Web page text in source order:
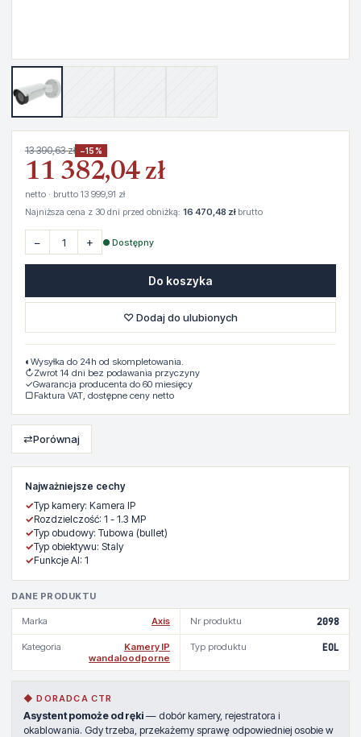
Najważniejsze cechy
✓Typ kamery: Kamera IP
✓Rozdzielczość: 1 - 1.3 MP
✓Typ obudowy: Tubowa (bullet)
✓Typ obiektywu: Staly
✓Funkcje AI: 1
DANE PRODUKTU
Marka Axis Nr produktu 2098
Kategoria
Kamery IP
wandaloodporne
Typ produktu EOL
◆ DORADCA CTR
Asystent pomoże od ręki — dobór kamery, rejestratora i
okablowania. Gdy trzeba, przekażemy sprawę odpowiedniej osobie w
13 390,63 zł −15%
11 382,04 zł
netto · brutto 13 999,91 zł
Najniższa cena z 30 dni przed obniżką: 16 470,48 złbrutto
− + ● Dostępny
Do koszyka
♡ Dodaj do ulubionych
◐ Wysyłka do 24h od skompletowania.
↻Zwrot 14 dni bez podawania przyczyny
✓Gwarancja producenta do 60 miesięcy
▢Faktura VAT, dostępne ceny netto
⇄Porównaj